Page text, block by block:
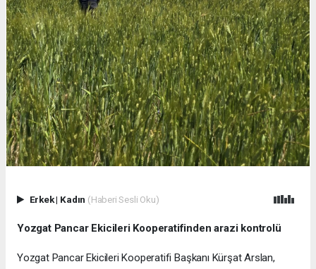
Erkek| Kadın (Haberi Sesli Oku)
Yozgat Pancar Ekicileri Kooperatifinden arazi kontrolü
Yozgat Pancar Ekicileri Kooperatifi Başkanı Kürşat Arslan,